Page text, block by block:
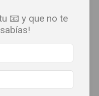
📧 y que no te